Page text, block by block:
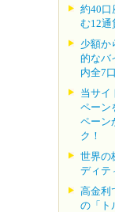
約40口
む12通
少額か
的なバ
内全7
当サイ
ペーン
ペーン
ク！
世界の
ディテ
高金利
の「ト